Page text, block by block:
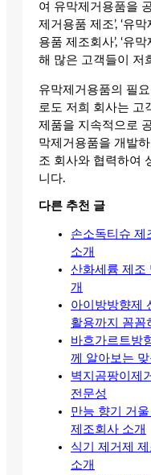
여 유막제거용품을
제거용품 제조’, ‘유
용품 제조회사’, ‘유
해 많은 고객들이 저
유막제거용품의 필
로도 저희 회사는 고
제품을 지속적으로
막제거용품을 개발
조 회사와 협력하여
니다.
다른 추천 글
손소독티슈 제
소개
산화세륨 제조
개
아이방방향제
활용까지 꼼꼼
바흐가르트방
께 알아보는 맞
벽지곰팡이제
전문성
만능 향기 거
제조회사 소개
식기 제거제
소개